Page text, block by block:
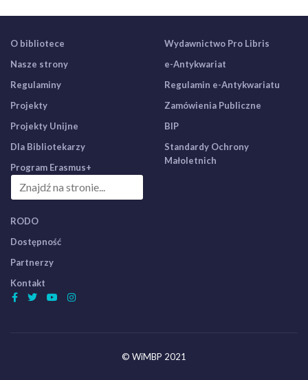
O bibliotece
Nasze strony
Regulaminy
Projekty
Projekty Unijne
Dla Bibliotekarzy
Program Erasmus+
Wydawnictwo Pro Libris
e-Antykwariat
Regulamin e-Antykwariatu
Zamówienia Publiczne
BIP
Standardy Ochrony
Małoletnich
RODO
Dostępność
Partnerzy
Kontakt
© WiMBP 2021